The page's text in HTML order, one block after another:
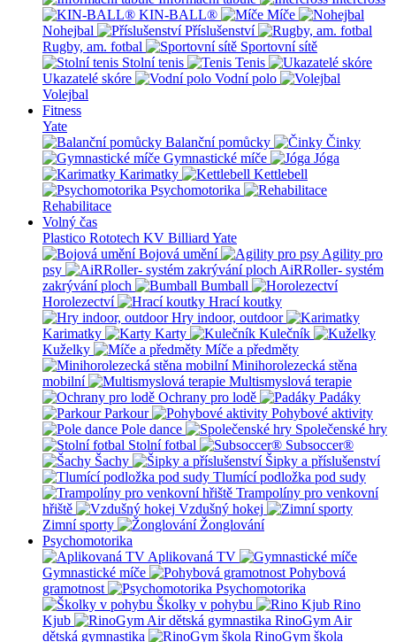
KIN-BALL®
Míče
Nohejbal
Příslušenství
Rugby, am. fotbal
Sportovní sítě
Stolní tenis
Tenis
Ukazatelé skóre
Vodní polo
Volejbal
Fitness
Yate
Balanční pomůcky
Činky
Gymnastické míče
Jóga
Karimatky
Kettlebell
Psychomotorika
Rehabilitace
Volný čas
Plastico Rototech KV Billiard Yate
Bojová umění
Agility pro
psy
AiRRoller- systém
zakrývání ploch
Bumball
Horolezectví
Hrací koutky
Hry indoor, outdoor
Karimatky
Karty
Kulečník
Kuželky
Míče a předměty
Minihorolezecká stěna
mobilní
Multismyslová terapie
Ochrany pro lodě
Padáky
Parkour
Pohybové aktivity
Pole dance
Společenské hry
Stolní fotbal
Subsoccer®
Šachy
Šipky a příslušenství
Tlumící podložka pod sudy
Trampolíny pro venkovní
hřiště
Vzdušný hokej
Zimní sporty
Žonglování
Psychomotorika
Aplikovaná TV
Gymnastické míče
Pohybová
gramotnost
Psychomotorika
Školky v pohybu
Rino
Kjub
RinoGym Air
dětská gymnastika
RinoGym škola